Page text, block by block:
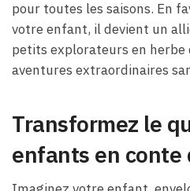
pour toutes les saisons. En
votre enfant, il devient un
petits explorateurs en herbe
aventures extraordinaires
Transformez le
enfants en conte